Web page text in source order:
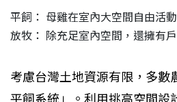
平飼： 母雞在室內大空間自由活
放牧： 除充足室內空間，還擁有
考慮台灣土地資源有限，多數
平飼系統」。利用挑高空間設